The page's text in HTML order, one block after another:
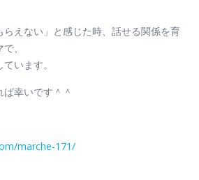
えない」と感じた時、話せる関係を育
、
います。
幸いです＾＾
marche-171/